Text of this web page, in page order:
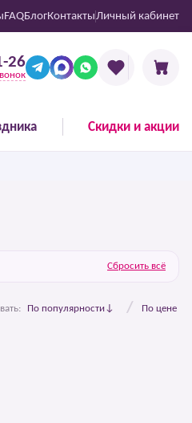
FAQБлогКонтактыЛичный кабинет
26
Скидки и акции
Сбросить всё
По популярности / По цене